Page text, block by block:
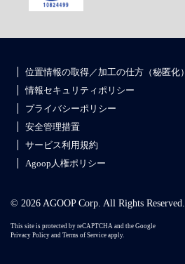
位置情報の取得／加工の仕方（秘匿化）
情報セキュリティポリシー
プライバシーポリシー
安全管理措置
サービス利用規約
Agoop人権ポリシー
© 2026 AGOOP Corp. All Rights Reserved.
This site is protected by reCAPTCHA and the Google
Privacy Policy and Terms of Service apply.